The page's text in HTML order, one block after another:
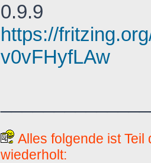
0.9.9
https://
v0vFHyfLAw
Alles folgende ist
wiederholt: